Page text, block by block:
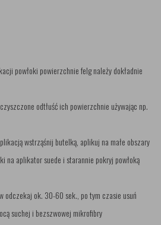
powłoki powierzchnie felg należy dokładnie
odtłuść ich powierzchnie używając np.
wstrząśnij butelką, aplikuj na małe obszary
na aplikator suede i starannie pokryj powłoką
odczekaj ok. 30-60 sek., po tym czasie usuń
suchej i bezszwowej mikrofibry